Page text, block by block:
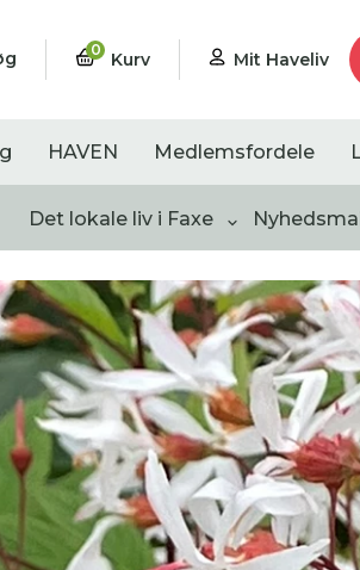
0 Kurv Mit Haveliv
HAVEN Medlemsfordele
Det lokale liv i Faxe
haver
resultater